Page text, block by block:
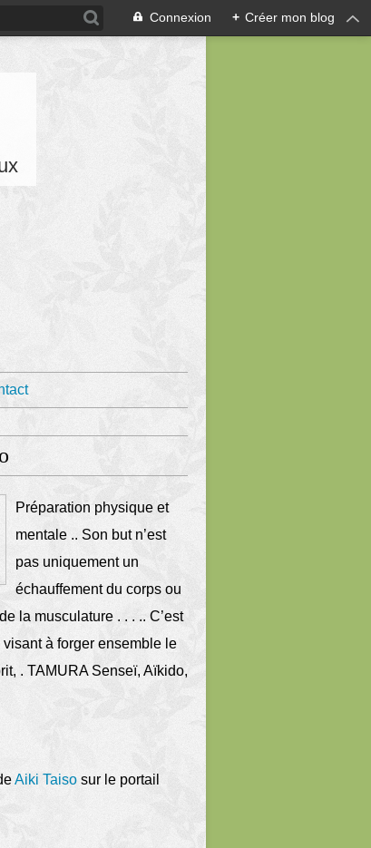
Connexion + Créer mon blog
Préparation physique et
mentale .. Son but n’est
pas uniquement un
échauffement du corps ou
la musculature . . . .. C’est
visant à forger ensemble le
. TAMURA Senseï, Aïkido,
Aiki Taiso sur le portail